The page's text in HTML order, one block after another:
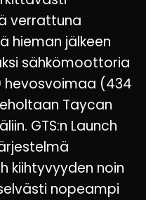
verrattuna
hieman jälkeen
sähkömoottoria
(434
Taycan
GTS:n Launch
kiihtyvyyden noin
nopeampi